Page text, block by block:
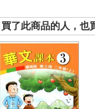
買了此商品的人，也